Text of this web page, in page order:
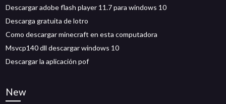
Descargar adobe flash player 11.7 para windows 10
Descarga gratuita de lotro
Como descargar minecraft en esta computadora
Msvcp140 dll descargar windows 10
Descargar la aplicación pof
New